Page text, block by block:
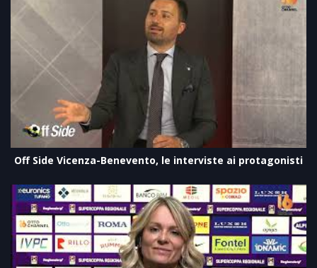
Off Side Vicenza-Benevento, le interviste ai protagonisti